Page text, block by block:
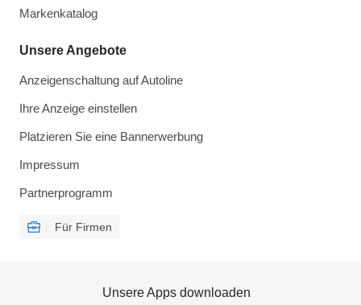
Markenkatalog
Unsere Angebote
Anzeigenschaltung auf Autoline
Ihre Anzeige einstellen
Platzieren Sie eine Bannerwerbung
Impressum
Partnerprogramm
Für Firmen
Unsere Apps downloaden